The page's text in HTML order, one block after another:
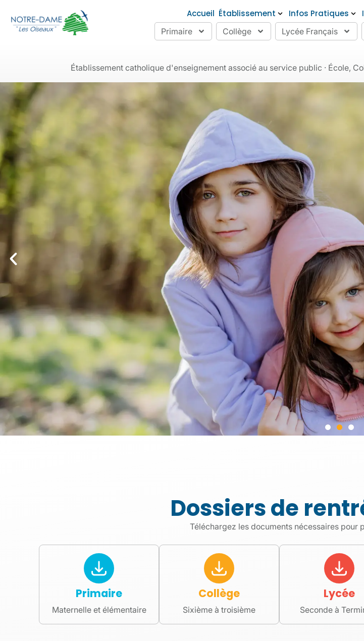
Accueil Établissement Infos Pratiques
Primaire Collège Lycée Français
Établissement catholique d'enseignement associé au service public · École,
Oiseaux
Vêtements et accessoires pour porter fièrement les
couleurs de l'établissement
Je découvre
Dossiers de
Téléchargez les documents nécessaires pour
Primaire
Maternelle et élémentaire
Collège
Sixième à troisième
Lycée
Seconde à